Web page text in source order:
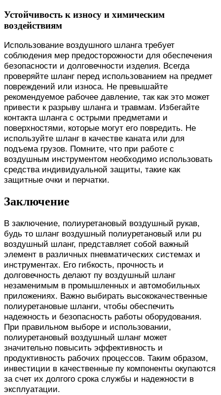
Устойчивость к износу и химическим
воздействиям
Использование воздушного шланга требует
соблюдения мер предосторожности для обеспечения
безопасности и долговечности изделия. Всегда
проверяйте шланг перед использованием на предмет
повреждений или износа. Не превышайте
рекомендуемое рабочее давление, так как это может
привести к разрыву шланга и травмам. Избегайте
контакта шланга с острыми предметами и
поверхностями, которые могут его повредить. Не
используйте шланг в качестве каната или для
подъема грузов. Помните, что при работе с
воздушным инструментом необходимо использовать
средства индивидуальной защиты, такие как
защитные очки и перчатки.
Заключение
В заключение, полиуретановый воздушный рукав,
будь то шланг воздушный полиуретановый или pu
воздушный шланг, представляет собой важный
элемент в различных пневматических системах и
инструментах. Его гибкость, прочность и
долговечность делают пу воздушный шланг
незаменимым в промышленных и автомобильных
приложениях. Важно выбирать высококачественные
полиуретановые шланги, чтобы обеспечить
надежность и безопасность работы оборудования.
При правильном выборе и использовании,
полиуретановый воздушный шланг может
значительно повысить эффективность и
продуктивность рабочих процессов. Таким образом,
инвестиции в качественные пу компоненты окупаются
за счет их долгого срока службы и надежности в
эксплуатации.